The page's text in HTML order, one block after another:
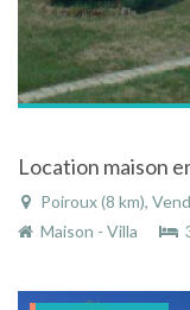
Location maison
Poiroux (8 km),
Maison - Villa